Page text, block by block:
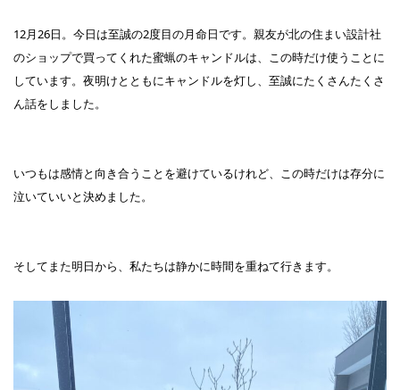
12月26日。今日は至誠の2度目の月命日です。親友が北の住まい設計社
のショップで買ってくれた蜜蝋のキャンドルは、この時だけ使うことに
しています。夜明けとともにキャンドルを灯し、至誠にたくさんたくさ
ん話をしました。
いつもは感情と向き合うことを避けているけれど、この時だけは存分に
泣いていいと決めました。
そしてまた明日から、私たちは静かに時間を重ねて行きます。